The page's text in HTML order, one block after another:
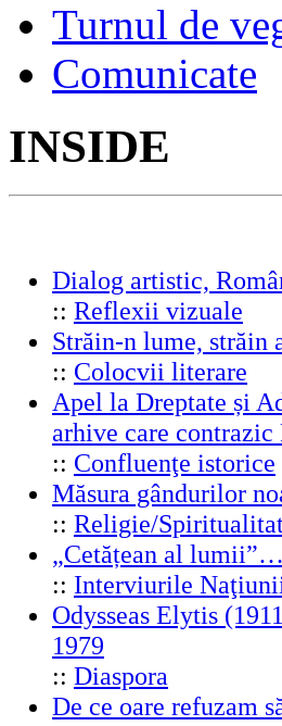
Turnul de
Comunicate
INSIDE
Dialog artistic,
:: Reflexii vizuale
Străin-n lume, străin
:: Colocvii literare
Apel la Dreptate și
arhive care
:: Confluenţe istorice
Măsura gândurilor
:: Religie/
„Cetățean al lumii”…
:: Interviurile
Odysseas Elytis
1979
:: Diaspora
De ce oare refuzam